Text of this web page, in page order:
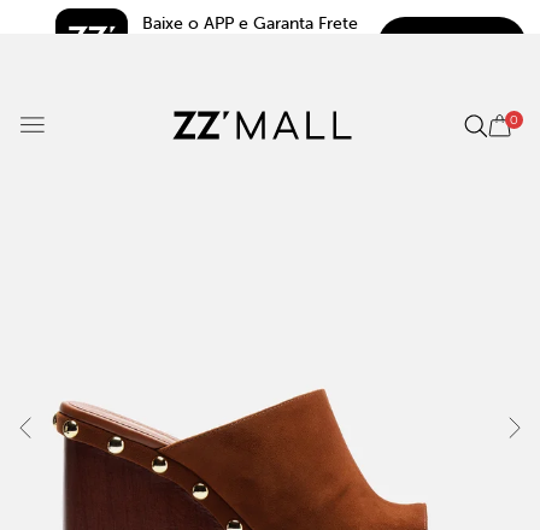
Baixe o APP e Garanta Frete
0